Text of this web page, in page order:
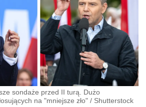
sondaże przed II turą. Dużo
na "mniejsze zło" / Shutterstock